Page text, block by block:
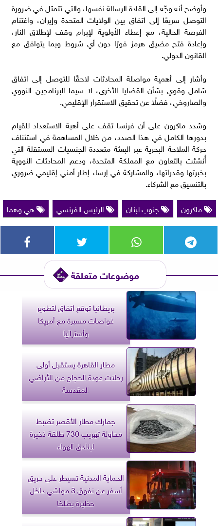
وأوضح أنه وجّه إلى القادة الرسالة نفسها، والتي تتمثل في ضرورة
التوصل سريعًا إلى اتفاق بين الولايات المتحدة وإيران، واغتنام
الفرصة الحالية، مع إعطاء الأولوية لإبرام وقف لإطلاق النار،
وإعادة فتح مضيق هرمز فورًا دون أي شروط وبما يتوافق مع
القانون الدولي.
وأشار إلى أهمية مواصلة المحادثات لاحقًا للتوصل إلى اتفاق
شامل وقوي بشأن القضايا الأخرى، لا سيما البرنامجين النووي
والصاروخي، فضلًا عن تحقيق الاستقرار الإقليمي.
وشدد ماكرون على أن فرنسا تقف على أهبة الاستعداد للقيام
بدورها الكامل في هذا الصدد، من خلال المساهمة في استئناف
حركة الملاحة البحرية عبر البعثة متعددة الجنسيات المستقلة التي
أُنشئت بالتعاون مع المملكة المتحدة، ودعم المحادثات النووية
بخبرتها وقدراتها، والمشاركة في إرساء إطار أمني إقليمي ضروري
بالتنسيق مع الشركاء.
ماكرون
جنوب لبنان الرئيس الفرنسي هي وهما
موضوعات متعلقة
بريطانيا توقع اتفاق لتطوير
غواصات مسيرة مع أمريكا
وأستراليا
مطار القاهرة يستقبل أولى
رحلات عودة الحجاج من الأراضي
المقدسة
جمارك مطار الأقصر تضبط
محاولة تهريب 730 طلقة ذخيرة
لبنادق الهواء
الحماية المدنية تسيطر على حريق
أسفر عن نفوق 3 مواشي داخل
حظيرة بطلخا